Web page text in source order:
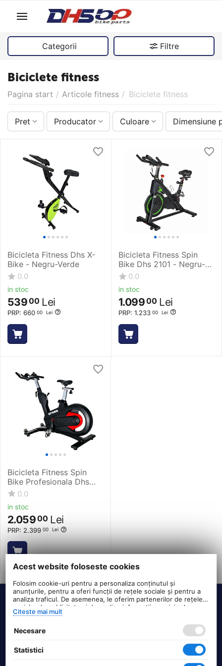
Categorii Filtre
Biciclete fitness
Pagina start / Articole fitness / Biciclete fitness
Pret Producator Culoare Dimensiune
Bicicleta Fitness Dhs X-
Bike - Negru-Verde
0.0
in stoc
PRP: 660 00 Lei
53900 Lei
Bicicleta Fitness Spin
Bike Dhs 2101 - Negru-
Verde
0.0
in stoc
PRP: 1.233 00 Lei
1.09900 Lei
Bicicleta Fitness Spin
Bike Profesionala Dhs
8938
0.0
in stoc
PRP: 2.399 00 Lei
2.05900 Lei
Termeni si conditii
DHS Bike Parts
Acest website foloseste cookies
Folosim cookie-uri pentru a personaliza conținutul și
anunțurile, pentru a oferi funcții de rețele sociale și pentru a
analiza traficul. De asemenea, le oferim partenerilor de rețele
sociale, de publicitate și de analize informații cu privire la
modul în care folosiți site-ul nostru. Aceștia le pot combina cu
serviciilor lor.
Citeste mai mult
Necesare
Statistici